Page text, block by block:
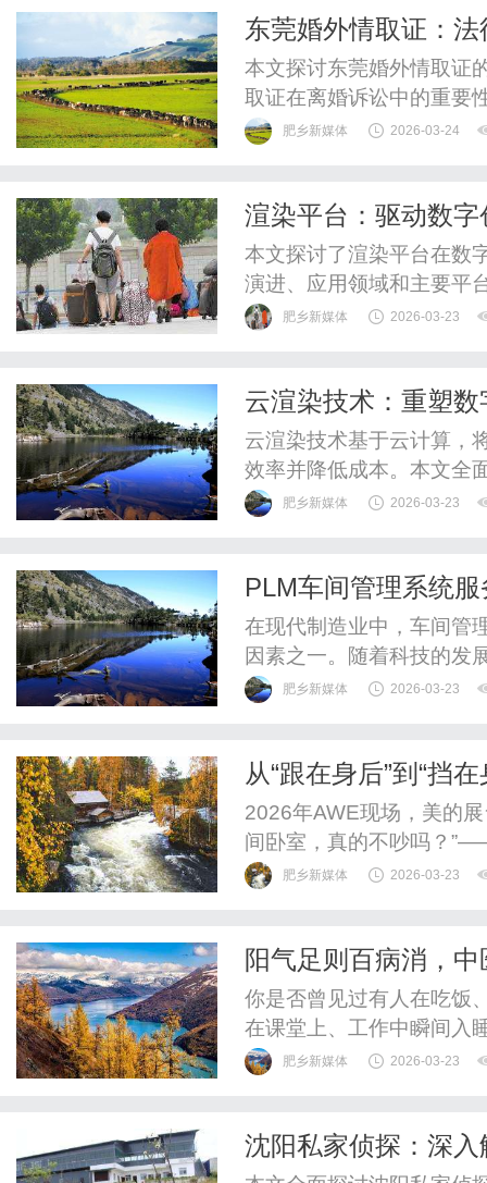
东莞婚外情取证：
本文探讨东莞婚外情取证
取证在离婚诉讼中的重要
帮助读者在婚姻纠纷中维
肥乡新媒体 2026-03-24
渲染平台：驱动数
分析
本文探讨了渲染平台在数
演进、应用领域和主要平
算和AI如何推动发展。文
肥乡新媒体 2026-03-23
云渲染技术：重塑
云渲染技术基于云计算，
效率并降低成本。本文全
戏等领域的应用优势，分
肥乡新媒体 2026-03-23
PLM车间管理系统
在现代制造业中，车间管
因素之一。随着科技的发
理中发挥了至关重要的作
障，以助力企业在产品开
肥乡新媒体 2026-03-23
从“跟在身后”到“挡
牌“绕不开”的困局
2026年AWE现场，美的
间卧室，真的不吵吗？
的底层逻辑。消费者早就
一个好觉过去几十年，空
肥乡新媒体 2026-03-23
阳气足则百病消，
脾，从根本上消除嗜
你是否曾见过有人在吃饭
在课堂上、工作中瞬间入
种名为发作性睡病（
作、社交甚至生命安全，
肥乡新媒体 2026-03-23
沈阳私家侦探：深